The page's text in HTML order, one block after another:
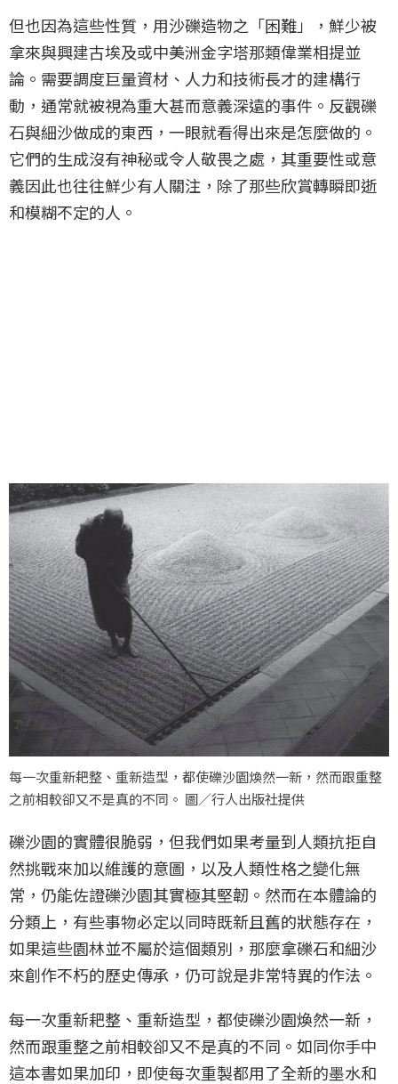
但也因為這些性質，用沙礫造物之「困難」，鮮少被
拿來與興建古埃及或中美洲金字塔那類偉業相提並
論。需要調度巨量資材、人力和技術長才的建構行
動，通常就被視為重大甚而意義深遠的事件。反觀礫
石與細沙做成的東西，一眼就看得出來是怎麼做的。
它們的生成沒有神秘或令人敬畏之處，其重要性或意
義因此也往往鮮少有人關注，除了那些欣賞轉瞬即逝
和模糊不定的人。
每一次重新耙整、重新造型，都使礫沙園煥然一新，然而跟重整
之前相較卻又不是真的不同。 圖／行人出版社提供
礫沙園的實體很脆弱，但我們如果考量到人類抗拒自
然挑戰來加以維護的意圖，以及人類性格之變化無
常，仍能佐證礫沙園其實極其堅韌。然而在本體論的
分類上，有些事物必定以同時既新且舊的狀態存在，
如果這些園林並不屬於這個類別，那麼拿礫石和細沙
來創作不朽的歷史傳承，仍可說是非常特異的作法。
每一次重新耙整、重新造型，都使礫沙園煥然一新，
然而跟重整之前相較卻又不是真的不同。如同你手中
這本書如果加印，即使每次重製都用了全新的墨水和